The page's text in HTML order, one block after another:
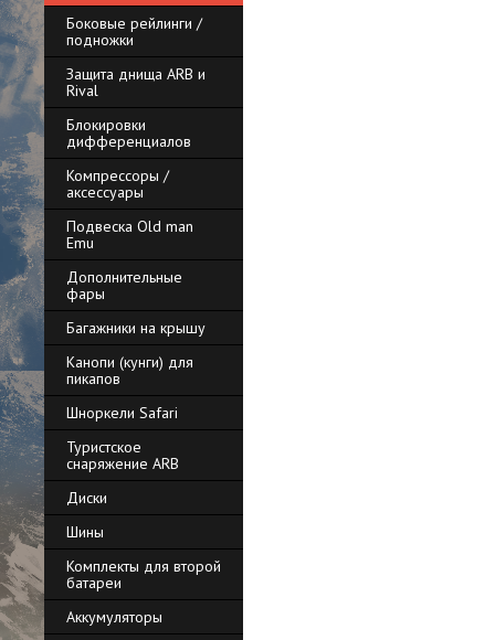
Боковые рейлинги /
подножки
Защита днища ARB и
Rival
Блокировки
дифференциалов
Компрессоры /
аксессуары
Подвеска Old man
Emu
Дополнительные
фары
Багажники на крышу
Канопи (кунги) для
пикапов
Шноркели Safari
Туристское
снаряжение ARB
Диски
Шины
Комплекты для второй
батареи
Аккумуляторы